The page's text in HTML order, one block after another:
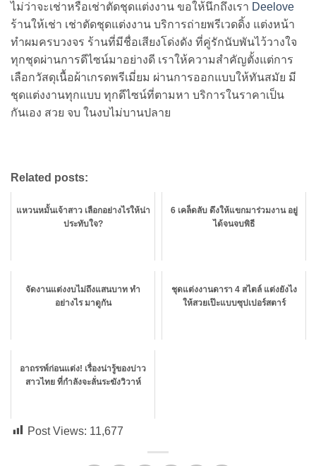
ไม่ว่าจะเช่าหรือเช่าตัดชุดแต่งงาน ขอให้นึกถึงเรา Deelove
ร้านให้เช่า เช่าตัดชุดแต่งงาน บริการถ่ายพรีเวดดิ้ง แต่งหน้า
ทำผมครบวงจร ร้านที่มีชื่อเสียงโด่งดัง ที่คู่รักนับพันไว้วางใจ
ทุกชุดผ่านการดีไซน์มาอย่างดี เราให้ความสำคัญตั้งแต่การ
เลือกวัสดุเนื้อผ้าเกรดพรีเมี่ยม ผ่านการออกแบบให้ทันสมัย มี
ชุดแต่งงานทุกแบบ ทุกดีไซน์ที่ตามหา บริการในราคาเป็น
กันเอง สวย จบ ในงบไม่บานปลาย
Related posts:
แหวนหมั้นเจ้าสาว เลือกอย่างไรให้น่า
ประทับใจ?
6 เคล็ดลับ ดึงให้แขกมาร่วมงาน อยู่
ได้จนจบพิธี
จัดงานแต่งงบไม่ถึงแสนบาท ทำ
อย่างไร มาดูกัน
ชุดแต่งงานดารา 4 สไตล์ แต่งยังไง
ให้สวยเป๊ะแบบซุปเปอร์สตาร์
อาถรรพ์ก่อนแต่ง! เรื่องน่ารู้ของบ่าว
สาวไทย ที่กำลังจะลั่นระฆังวิวาห์
Post Views: 11,677